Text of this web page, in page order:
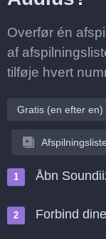
Overfør én
af
tilføje hvert
Gratis (en efter en)
Åbn
Forbind